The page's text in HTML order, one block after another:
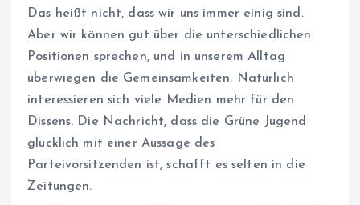
Das heißt nicht, dass wir uns immer einig sind.
Aber wir können gut über die unterschiedlichen
Positionen sprechen, und in unserem Alltag
überwiegen die Gemeinsamkeiten. Natürlich
interessieren sich viele Medien mehr für den
Dissens. Die Nachricht, dass die Grüne Jugend
glücklich mit einer Aussage des
Parteivorsitzenden ist, schafft es selten in die
Zeitungen.